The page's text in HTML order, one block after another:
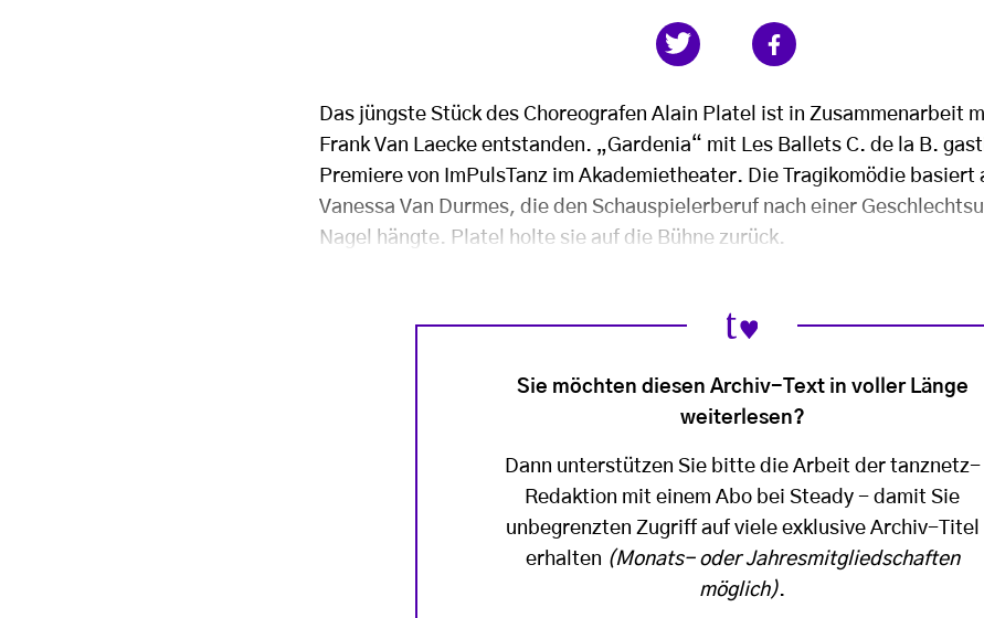
Das jüngste Stück des Choreografen Alain Platel ist in Zusammenarbeit
Frank Van Laecke entstanden. „Gardenia“ mit Les Ballets C. de la B.
Premiere von ImPulsTanz im Akademietheater. Die Tragikomödie basiert
Vanessa Van Durmes, die den Schauspielerberuf nach einer
Nagel hängte. Platel holte sie auf die Bühne zurück.
Sie möchten diesen Archiv-Text in voller Länge
weiterlesen?
Dann unterstützen Sie bitte die Arbeit der tanznetz-
Redaktion mit einem Abo bei Steady - damit Sie
unbegrenzten Zugriff auf viele exklusive Archiv-Titel
erhalten (Monats- oder Jahresmitgliedschaften
möglich).